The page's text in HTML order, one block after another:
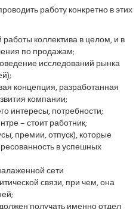
работу конкретно в этих
коллектива в целом, и в
по продажам;
исследований рынка
концепция, разработанная
компании;
интересы, потребности;
– стоит работник;
премии, отпуск), которые
в успешных
сети
связи, при чем, она